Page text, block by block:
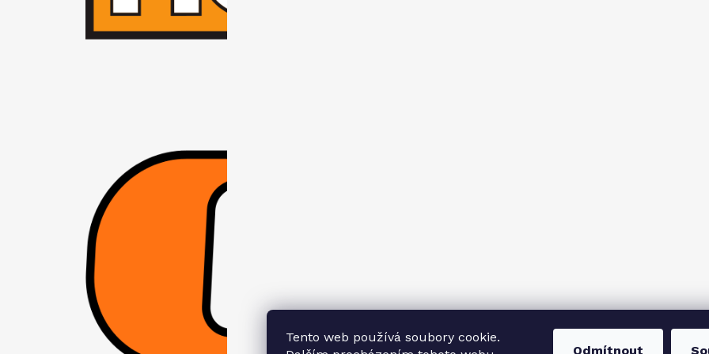
Tento web používá soubory cookie.
Odmítnout